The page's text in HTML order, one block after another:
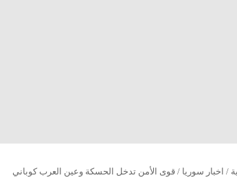
/ اخبار سوريا / قوى الأمن تدخل الحسكة وعين العرب كوباني